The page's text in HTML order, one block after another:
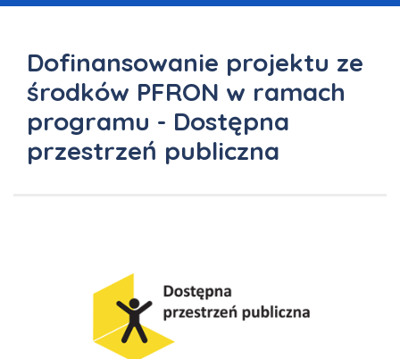
Dofinansowanie projektu ze
środków PFRON w ramach
programu - Dostępna
przestrzeń publiczna